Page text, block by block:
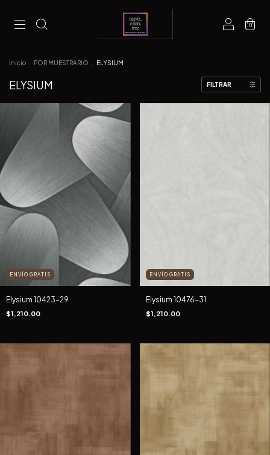
0
Inicio POR MUESTRARIO ELYSIUM
ELYSIUM FILTRAR
ENVÍO GRATIS
Elysium 10423-29
$1,210.00
ENVÍO GRATIS
Elysium 10476-31
$1,210.00